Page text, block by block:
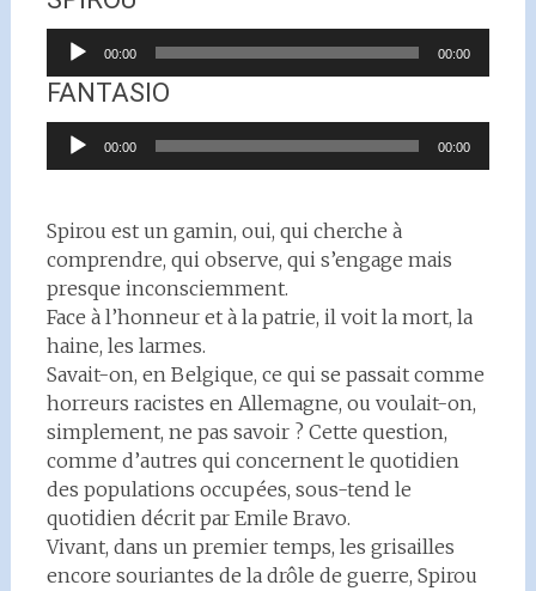
Lecteur
audio
00:00 00:00
FANTASIO
Lecteur
audio
00:00 00:00
Spirou est un gamin, oui, qui cherche à
comprendre, qui observe, qui s’engage mais
presque inconsciemment.
Face à l’honneur et à la patrie, il voit la mort, la
haine, les larmes.
Savait-on, en Belgique, ce qui se passait comme
horreurs racistes en Allemagne, ou voulait-on,
simplement, ne pas savoir ? Cette question,
comme d’autres qui concernent le quotidien
des populations occupées, sous-tend le
quotidien décrit par Emile Bravo.
Vivant, dans un premier temps, les grisailles
encore souriantes de la drôle de guerre, Spirou